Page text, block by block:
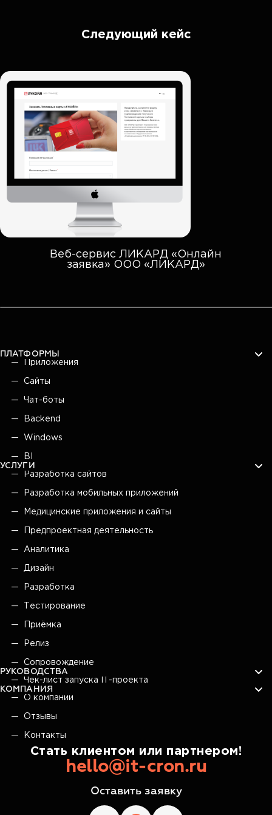
Следующий кейс
Веб-сервис ЛИКАРД «Онлайн
заявка» ООО «ЛИКАРД»
ПЛАТФОРМЫ
Приложения
Сайты
Чат-боты
Backend
Windows
BI
УСЛУГИ
Разработка сайтов
Разработка мобильных приложений
Медицинские приложения и сайты
Предпроектная деятельность
Аналитика
Дизайн
Разработка
Тестирование
Приёмка
Релиз
Сопровождение
РУКОВОДСТВА
Чек-лист запуска IT-проекта
КОМПАНИЯ
О компании
Отзывы
Контакты
Стать клиентом или партнером!
hello@it-cron.ru
Оставить заявку